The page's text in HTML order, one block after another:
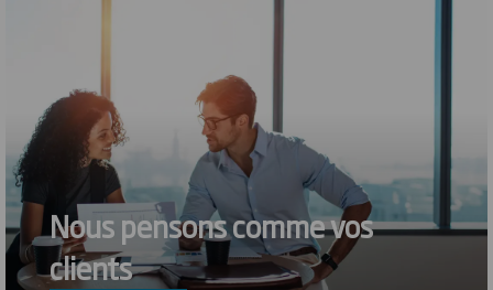
Nous pensons comme vos
clients